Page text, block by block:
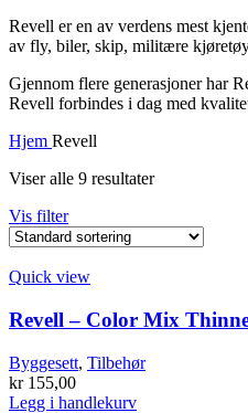
Revell er en av verdens mest
av fly, biler, skip, militære
Gjennom flere generasjoner har
Revell forbindes i dag med
Hjem Revell
Viser alle 9 resultater
Vis filter
Quick view
Revell – Color Mix
Byggesett, Tilbehør
kr155,00
Legg i handlekurv